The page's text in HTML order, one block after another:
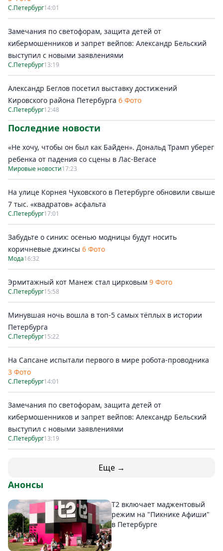
С.Петербург14:01
Замечания по светофорам, защита детей от
кибермошенников и запрет вейпов: Александр Бельский
выступил с новыми заявлениями
С.Петербург13:19
Александр Беглов посетил выставку достижений
Кировского района Петербурга 6 Фото
С.Петербург12:48
Последние новости
«Не хочу, чтобы он был как Байден». Дональд Трамп уберег
ребенка от падения со сцены в Лас-Вегасе
Мировые новости17:23
На улице Корнея Чуковского в Петербурге обновили свыше
7 тыс. «квадратов» асфальта
С.Петербург17:01
Забудьте о синих: осенью модницы будут носить
коричневые джинсы 6 Фото
Мода16:32
Эрмитажный кот Манеж стал цирковым 9 Фото
С.Петербург15:58
Минувшая ночь вошла в топ-5 самых тёплых в истории
Петербурга
С.Петербург15:22
На Сапсане испытали первого в мире робота-проводника
3 Фото
С.Петербург14:01
Замечания по светофорам, защита детей от
кибермошенников и запрет вейпов: Александр Бельский
выступил с новыми заявлениями
С.Петербург13:19
Еще →
Анонсы
Т2 включает маджентовый
режим на "Пикнике Афиши"
в Петербурге